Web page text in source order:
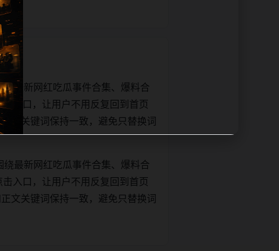
最新网红吃瓜事件合集、爆料合
入口，让用户不用反复回到首页
文关键词保持一致，避免只替换词
最新网红吃瓜事件合集、爆料合
入口，让用户不用反复回到首页
文关键词保持一致，避免只替换词